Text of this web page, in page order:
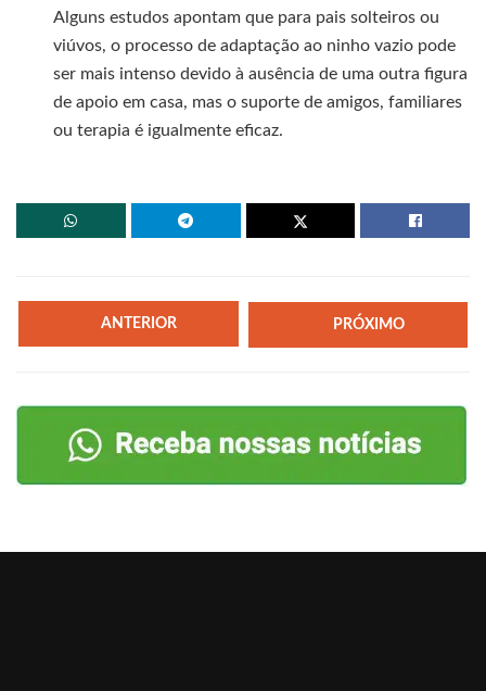
Alguns estudos apontam que para pais solteiros ou
viúvos, o processo de adaptação ao ninho vazio pode
ser mais intenso devido à ausência de uma outra figura
de apoio em casa, mas o suporte de amigos, familiares
ou terapia é igualmente eficaz.
ANTERIOR PRÓXIMO